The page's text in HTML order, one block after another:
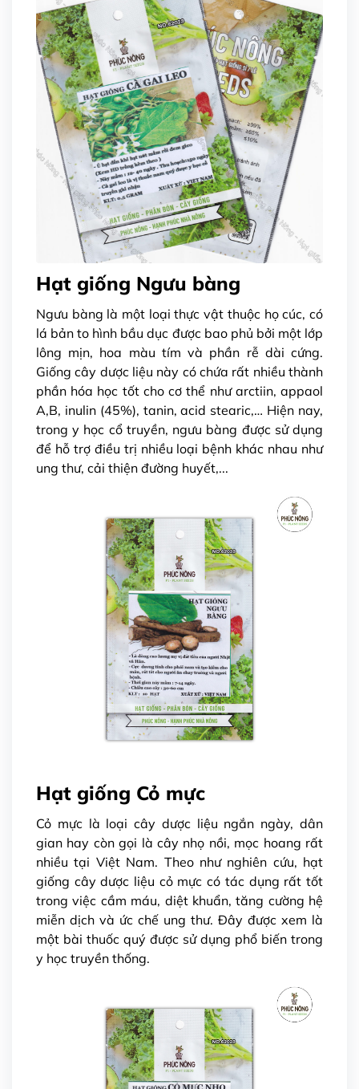
Hạt giống Ngưu bàng
Ngưu bàng là một loại thực vật thuộc họ cúc, có
lá bản to hình bầu dục được bao phủ bởi một lớp
lông mịn, hoa màu tím và phần rễ dài cứng.
Giống cây dược liệu này có chứa rất nhiều thành
phần hóa học tốt cho cơ thể như arctiin, appaol
A,B, inulin (45%), tanin, acid stearic,… Hiện nay,
trong y học cổ truyền, ngưu bàng được sử dụng
để hỗ trợ điều trị nhiều loại bệnh khác nhau như
ung thư, cải thiện đường huyết,...
Hạt giống Cỏ mực
Cỏ mực là loại cây dược liệu ngắn ngày, dân
gian hay còn gọi là cây nhọ nồi, mọc hoang rất
nhiều tại Việt Nam. Theo như nghiên cứu, hạt
giống cây dược liệu cỏ mực có tác dụng rất tốt
trong việc cầm máu, diệt khuẩn, tăng cường hệ
miễn dịch và ức chế ung thư. Đây được xem là
một bài thuốc quý được sử dụng phổ biến trong
y học truyền thống.